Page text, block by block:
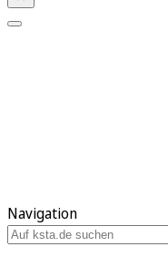
Navigation